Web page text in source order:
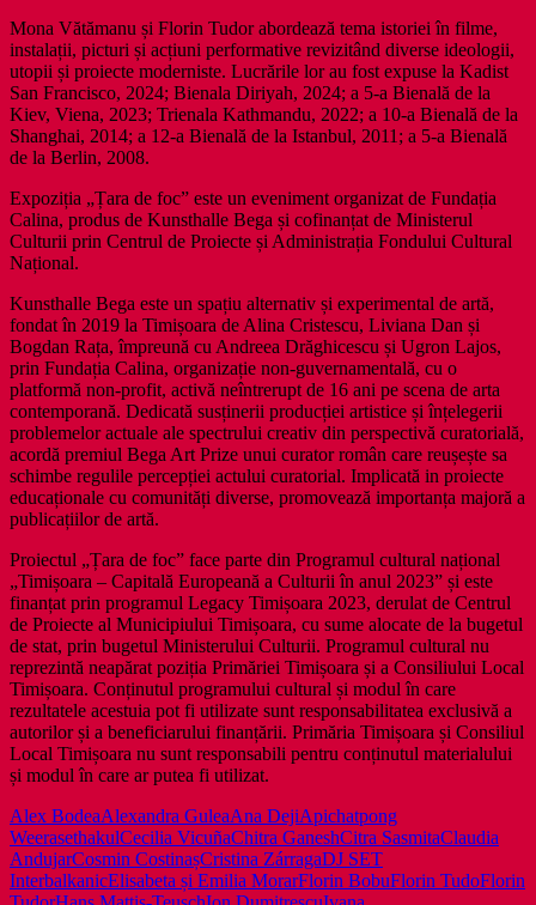
Mona Vătămanu și Florin Tudor abordează tema istoriei în filme,
instalații, picturi și acțiuni performative revizitând diverse ideologii,
utopii și proiecte moderniste. Lucrările lor au fost expuse la Kadist
San Francisco, 2024; Bienala Diriyah, 2024; a 5-a Bienală de la
Kiev, Viena, 2023; Trienala Kathmandu, 2022; a 10-a Bienală de la
Shanghai, 2014; a 12-a Bienală de la Istanbul, 2011; a 5-a Bienală
de la Berlin, 2008.
Expoziția „Țara de foc” este un eveniment organizat de Fundația
Calina, produs de Kunsthalle Bega și cofinanțat de Ministerul
Culturii prin Centrul de Proiecte și Administrația Fondului Cultural
Național.
Kunsthalle Bega este un spațiu alternativ și experimental de artă,
fondat în 2019 la Timișoara de Alina Cristescu, Liviana Dan și
Bogdan Rața, împreună cu Andreea Drăghicescu și Ugron Lajos,
prin Fundația Calina, organizație non-guvernamentală, cu o
platformă non-profit, activă neîntrerupt de 16 ani pe scena de arta
contemporană. Dedicată susținerii producției artistice și înțelegerii
problemelor actuale ale spectrului creativ din perspectivă curatorială,
acordă premiul Bega Art Prize unui curator român care reușește sa
schimbe regulile percepției actului curatorial. Implicată in proiecte
educaționale cu comunități diverse, promovează importanța majoră a
publicațiilor de artă.
Proiectul „Țara de foc” face parte din Programul cultural național
„Timișoara – Capitală Europeană a Culturii în anul 2023” și este
finanțat prin programul Legacy Timișoara 2023, derulat de Centrul
de Proiecte al Municipiului Timișoara, cu sume alocate de la bugetul
de stat, prin bugetul Ministerului Culturii. Programul cultural nu
reprezintă neapărat poziția Primăriei Timișoara și a Consiliului Local
Timișoara. Conținutul programului cultural și modul în care
rezultatele acestuia pot fi utilizate sunt responsabilitatea exclusivă a
autorilor și a beneficiarului finanțării. Primăria Timișoara și Consiliul
Local Timișoara nu sunt responsabili pentru conținutul materialului
și modul în care ar putea fi utilizat.
Alex BodeaAlexandra GuleaAna DejiApichatpong
WeerasethakulCecilia VicuñaChitra GaneshCitra SasmitaClaudia
AndujarCosmin CostinașCristina ZárragaDJ SET
InterbalkanicElisabeta și Emilia MorarFlorin BobuFlorin TudoFlorin